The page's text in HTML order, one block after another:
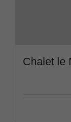
Chalet le